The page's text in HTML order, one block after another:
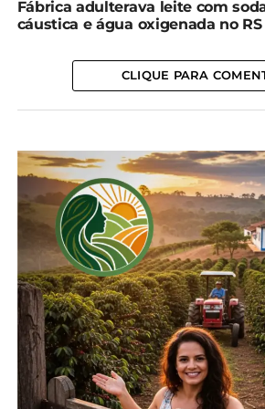
Foto: Arquivo Pessoal
A visão de Carlos é
dos pecuaristas. O boletim
da agropecuária paranaense do
como destaque a preocupação
tanto com o preço do leite,
das importações de lácteos.
Fábrica adulterava leite com
cáustica e água oxigenada no RS
CLIQUE PARA